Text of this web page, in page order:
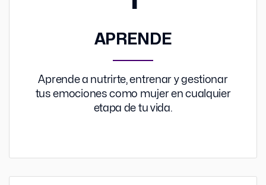
APRENDE
Aprende a nutrirte, entrenar y gestionar
tus emociones como mujer en cualquier
etapa de tu vida.